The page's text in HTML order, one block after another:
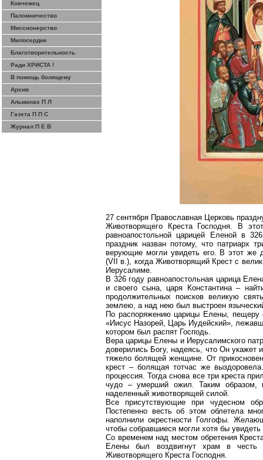
Ковчежец
Паломничество
Миссионерство
Милосердие
Благотворительность
Ради ХРИСТА !
В помощь болящему
Архив
Альманах П Л
Газета П П С
Журнал П Е В
27 сентября Православная Церковь
Животворящего Креста Господня. В
равноапостольной царицей Еленой в
праздник назван потому, что патриарх
верующие могли увидеть его. В этот же
(VII в.), когда Животворящий Крест с
Иерусалиме.
В 326 году равноапостольная царица
и своего сына, царя Константина –
продолжительных поисков великую
землею, а над нею был выстроен
По распоряжению царицы Елены, пещеру
«Иисус Назорей, Царь Иудейский»,
котором был распят Господь.
Вера царицы Елены и Иерусалимского
доверились Богу, надеясь, что Он укажет
тяжело болящей женщине. От
крест – болящая тотчас же
процессия. Тогда снова все три креста
чудо – умерший ожил. Таким образом,
наделенный животворящей силой.
Все присутствующие при чудесном
Постепенно весть об этом облетела
наполнили окрестности Голгофы.
чтобы собравшиеся могли хотя бы
Со временем над местом обретения
Елены был воздвигнут храм в честь
Животворящего Креста Господня.